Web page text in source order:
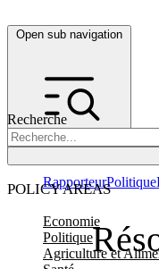
Open sub navigation
Recherche
POLICY AREAS
Economie
Politique
Agriculture et
RapporteurPolitique